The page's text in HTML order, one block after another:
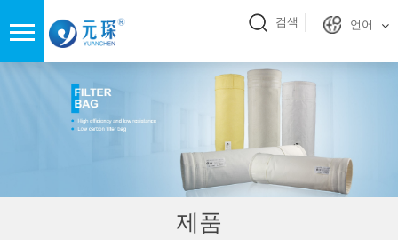
검색 언어
제품